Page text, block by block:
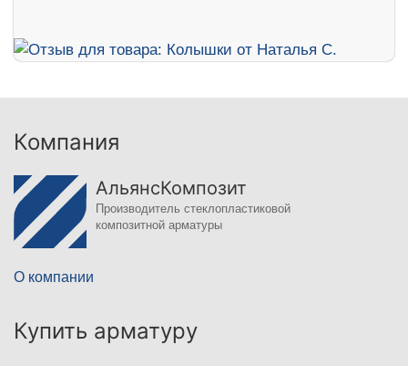
Компания
АльянсКомпозит
Производитель стеклопластиковой
композитной арматуры
О компании
Купить арматуру